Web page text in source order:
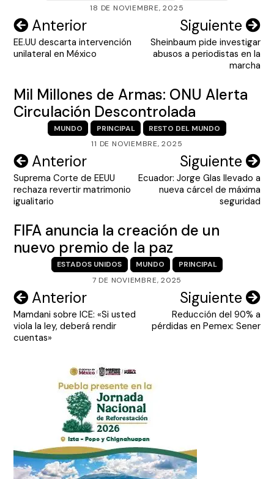
18 DE NOVIEMBRE, 2025
Navegación
de
Anterior
EE.UU descarta intervención
unilateral en México
Siguiente
Sheinbaum pide investigar
abusos a periodistas en la
marcha
Mil Millones de Armas: ONU Alerta
Circulación Descontrolada
MUNDO PRINCIPAL
RESTO DEL MUNDO
11 DE NOVIEMBRE, 2025
Navegación
de
entradas
Anterior
Suprema Corte de EEUU
rechaza revertir matrimonio
igualitario
Siguiente
Ecuador: Jorge Glas llevado a
nueva cárcel de máxima
seguridad
FIFA anuncia la creación de un
nuevo premio de la paz
ESTADOS UNIDOS MUNDO
PRINCIPAL
7 DE NOVIEMBRE, 2025
Navegación
de
entradas
Anterior
Mamdani sobre ICE: «Si usted
viola la ley, deberá rendir
cuentas»
Siguiente
Reducción del 90% a
pérdidas en Pemex: Sener